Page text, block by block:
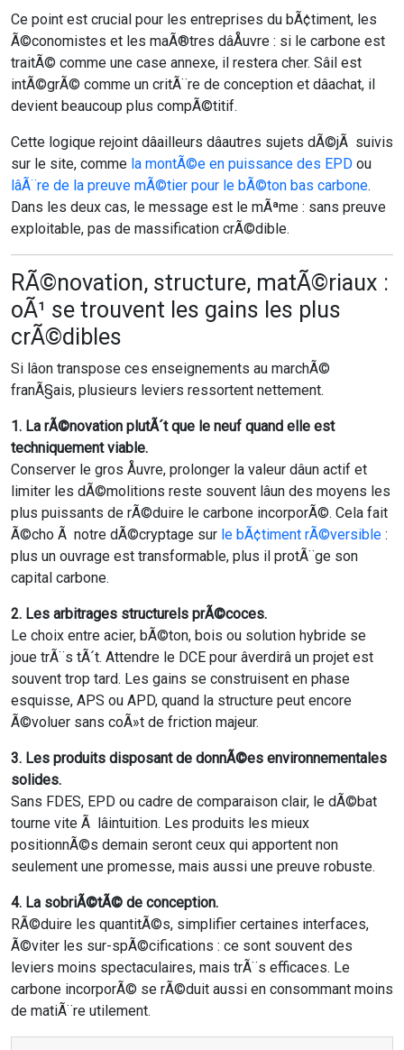
Ce point est crucial pour les entreprises du bÃ¢timent, les
Ã©conomistes et les maÃ®tres dâÅuvre : si le carbone est
traitÃ© comme une case annexe, il restera cher. Sâil est
intÃ©grÃ© comme un critÃ¨re de conception et dâachat, il
devient beaucoup plus compÃ©titif.
Cette logique rejoint dâailleurs dâautres sujets dÃ©jÃ suivis
sur le site, comme la montÃ©e en puissance des EPD ou
lâÃ¨re de la preuve mÃ©tier pour le bÃ©ton bas carbone.
Dans les deux cas, le message est le mÃªme : sans preuve
exploitable, pas de massification crÃ©dible.
RÃ©novation, structure, matÃ©riaux :
oÃ¹ se trouvent les gains les plus
crÃ©dibles
Si lâon transpose ces enseignements au marchÃ©
franÃ§ais, plusieurs leviers ressortent nettement.
1. La rÃ©novation plutÃ´t que le neuf quand elle est
techniquement viable.
Conserver le gros Åuvre, prolonger la valeur dâun actif et
limiter les dÃ©molitions reste souvent lâun des moyens les
plus puissants de rÃ©duire le carbone incorporÃ©. Cela fait
Ã©cho Ã notre dÃ©cryptage sur le bÃ¢timent rÃ©versible :
plus un ouvrage est transformable, plus il protÃ¨ge son
capital carbone.
2. Les arbitrages structurels prÃ©coces.
Le choix entre acier, bÃ©ton, bois ou solution hybride se
joue trÃ¨s tÃ´t. Attendre le DCE pour âverdirâ un projet est
souvent trop tard. Les gains se construisent en phase
esquisse, APS ou APD, quand la structure peut encore
Ã©voluer sans coÃ»t de friction majeur.
3. Les produits disposant de donnÃ©es environnementales
solides.
Sans FDES, EPD ou cadre de comparaison clair, le dÃ©bat
tourne vite Ã lâintuition. Les produits les mieux
positionnÃ©s demain seront ceux qui apportent non
seulement une promesse, mais aussi une preuve robuste.
4. La sobriÃ©tÃ© de conception.
RÃ©duire les quantitÃ©s, simplifier certaines interfaces,
Ã©viter les sur-spÃ©cifications : ce sont souvent des
leviers moins spectaculaires, mais trÃ¨s efficaces. Le
carbone incorporÃ© se rÃ©duit aussi en consommant moins
de matiÃ¨re utilement.